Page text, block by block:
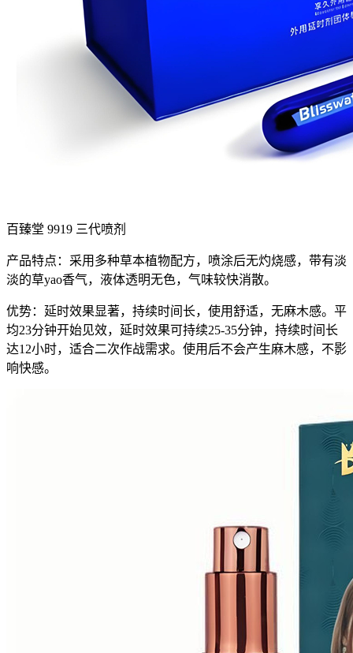
百臻堂 9919 三代喷剂
产品特点：采用多种草本植物配方，喷涂后无灼烧感，带有淡
淡的草yao香气，液体透明无色，气味较快消散。
优势：延时效果显著，持续时间长，使用舒适，无麻木感。平
均23分钟开始见效，延时效果可持续25-35分钟，持续时间长
达12小时，适合二次作战需求。使用后不会产生麻木感，不影
响快感。